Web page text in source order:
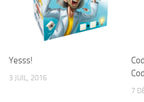
Yesss!
3 JUIL, 2016
7